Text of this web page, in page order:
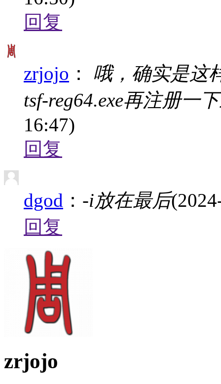
回复
zrjojo ：
哦，确实是这
tsf-reg64.exe再注册一
16:47)
回复
dgod ： -i放在最后
回复
zrjojo